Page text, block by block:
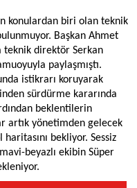
konulardan biri olan teknik
Başkan Ahmet
teknik direktör Serkan
paylaşmıştı.
istikrarı koruyarak
sürdürme kararında
beklentilerin
artık yönetimden gelecek
bekliyor. Sessiz
beyazlı ekibin Süper